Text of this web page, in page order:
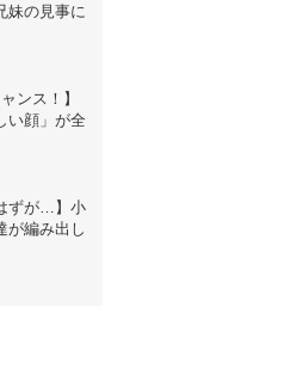
妹の見事に
ンス！】
い顔」が全
ずが…】小
が編み出し